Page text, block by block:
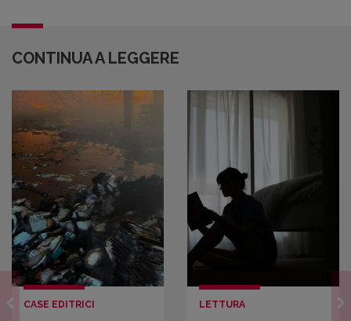
CONTINUA A LEGGERE
CASE EDITRICI LETTURA